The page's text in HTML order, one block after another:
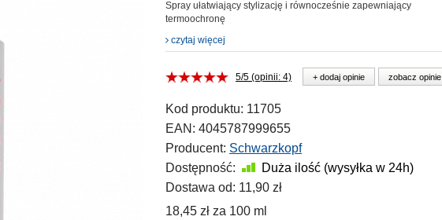
Spray ułatwiający stylizację i równocześnie zapewniający
termoochronę
czytaj więcej
5/5 (opinii: 4) + dodaj opinie zobacz opinie
Kod produktu: 11705
EAN: 4045787999655
Producent: Schwarzkopf
Dostępność:
Duża ilość (wysyłka w 24h)
Dostawa od: 11,90 zł
18,45 zł za 100 ml